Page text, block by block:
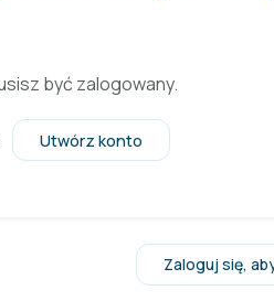
być zalogowany.
Utwórz konto
Zaloguj się,